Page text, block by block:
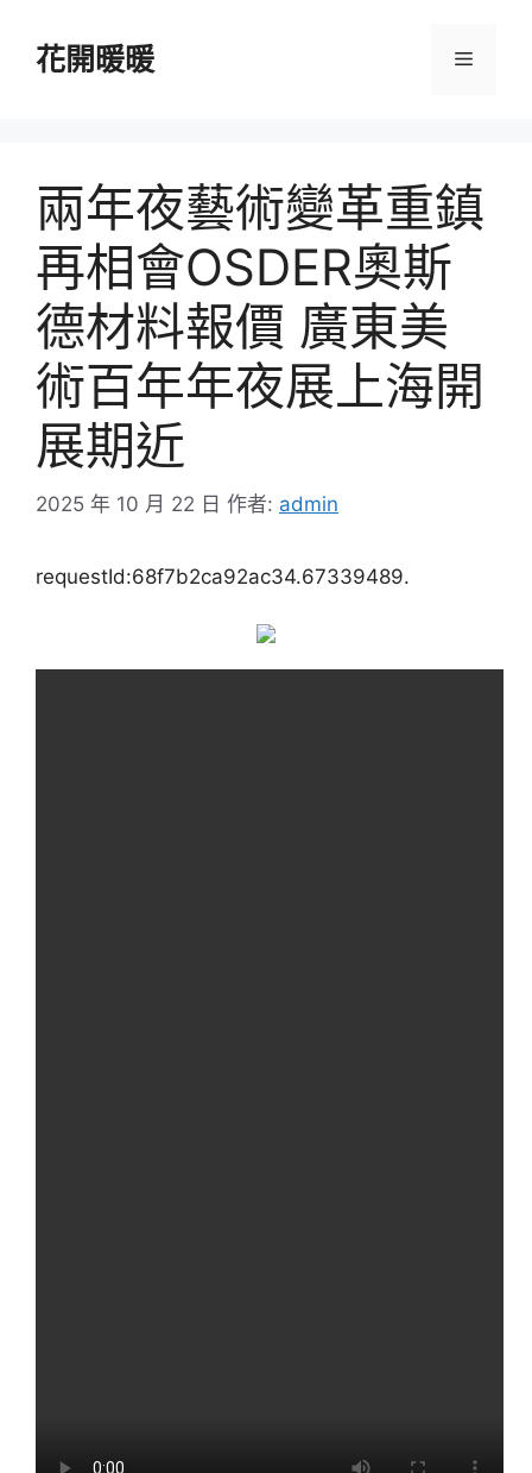
花開暖暖 選
兩年夜藝術變革重鎮
再相會OSDER奧斯
德材料報價 廣東美
術百年年夜展上海開
展期近
2025 年 10 月 22 日 作者: admin
requestId:68f7b2ca92ac34.67339489.